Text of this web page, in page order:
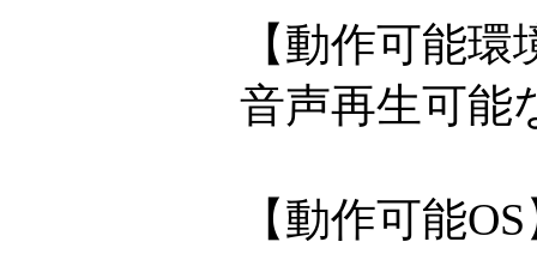
【動作可能環
音声再生可能
【動作可能